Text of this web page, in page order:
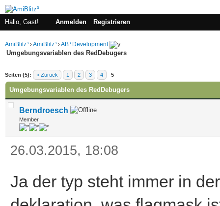
Hallo, Gast! Anmelden Registrieren
AmiBlitz³ ›AmiBlitz³ ›AB³ Development
Umgebungsvariablen des RedDebugers
Seiten (5): « Zurück 1 2 3 4 5
Durchschnitt
Umgebungsvariablen des RedDebugers
Berndroesch
Member
26.03.2015, 18:08
Ja der typ steht immer in